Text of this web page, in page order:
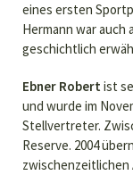
eines ersten
Hermann war
geschichtlich
Ebner Robert ist
und wurde im
Stellvertreter.
Reserve. 2004
zwischenzeitlichen